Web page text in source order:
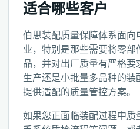
适合哪些客户
伯思装配质量保障体系面向
业，特别是那些需要将零部
品，并对出厂质量有严格要
生产还是小批量多品种的
提供适配的质量管控方案。
如果您正面临装配过程中质